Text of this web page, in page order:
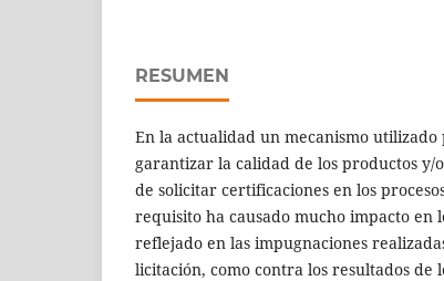
RESUMEN
En la actualidad un mecanismo
garantizar la calidad de los productos y/
de solicitar certificaciones en los
requisito ha causado mucho impacto en
reflejado en las impugnaciones
licitación, como contra los resultados de